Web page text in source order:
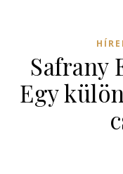
Safrany
Egy